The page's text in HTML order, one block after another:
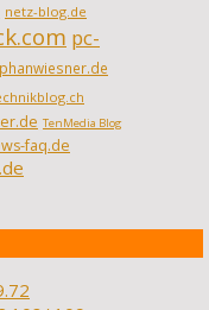
netz-blog.de
pc-
TenMedia Blog
faq.de